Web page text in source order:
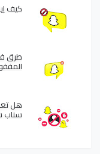
كيف
طرق
هل
سناب